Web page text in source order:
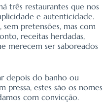
três restaurantes que nos
e autenticidade.
sem pretensões, mas com
receitas herdadas,
merecem ser saboreados
depois do banho ou
estes são os nomes
com convicção.